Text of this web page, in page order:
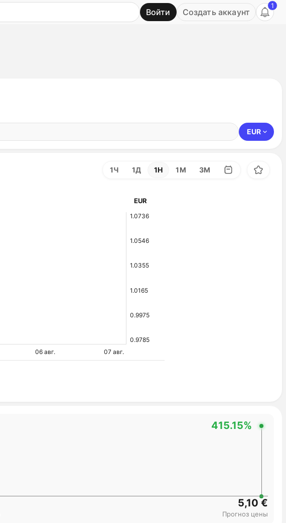
Войти Создать аккаунт
1
EUR
1Ч 1Д 1Н 1М 3М
06 авг. 07 авг.
EUR
1.0736
1.0546
1.0355
1.0165
0.9975
0.9785
415.15%
5,10 €
Прогноз цены